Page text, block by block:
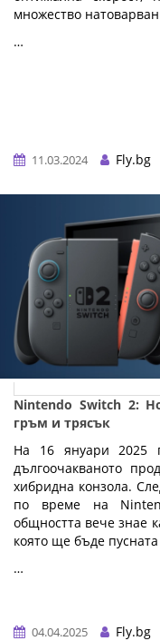
множество
…
11.03.2024
Fly.bg
Nintendo Switch 2:
гръм и трясък
На 16 януари 2025
дългоочакваното
хибридна конзола.
по време на
общността вече знае
която ще бъде
…
04.04.2025
Fly.bg